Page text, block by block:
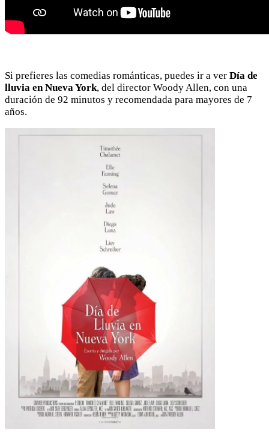
Si prefieres las comedias románticas, puedes ir a ver Día de
lluvia en Nueva York, del director Woody Allen, con una
duración de 92 minutos y recomendada para mayores de 7
años.